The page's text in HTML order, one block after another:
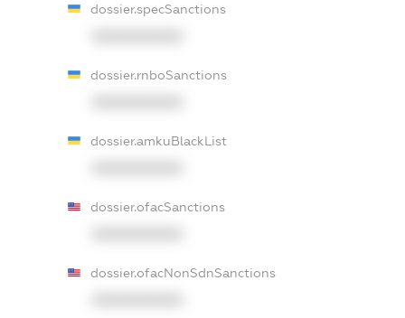
dossier.specSanctions
dossier.rnboSanctions
dossier.amkuBlackList
dossier.ofacSanctions
dossier.ofacNonSdnSanctions